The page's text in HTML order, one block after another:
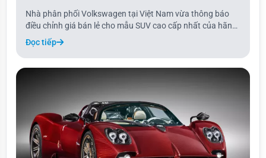
Nhà phân phối Volkswagen tại Việt Nam vừa thông báo
điều chỉnh giá bán lẻ cho mẫu SUV cao cấp nhất của hãng,
Touareg, với mức giá mới từ 2,699 tỷ đồng cho phiên bản
Elegance và 3,099 tỷ đồng cho phiên bản Luxury, bắt đầu
từ ngày 13/8.
Đọc tiếp